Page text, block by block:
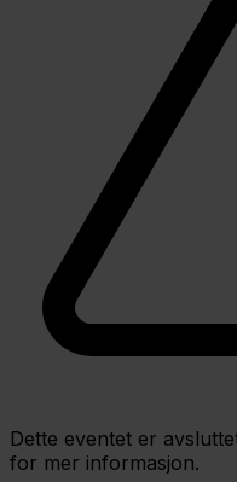
Dette eventet er
for mer informasjon.